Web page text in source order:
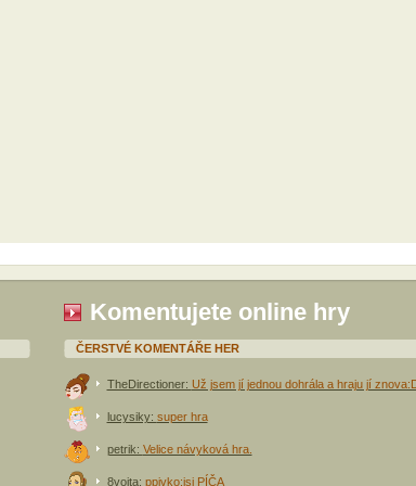
Komentujete online hry
ČERSTVÉ KOMENTÁŘE HER
TheDirectioner: Už jsem jí jednou dohrála a hraju jí
lucysiky: super hra
petrik: Velice návyková hra.
8vojta: ppivko:jsi PÍČA